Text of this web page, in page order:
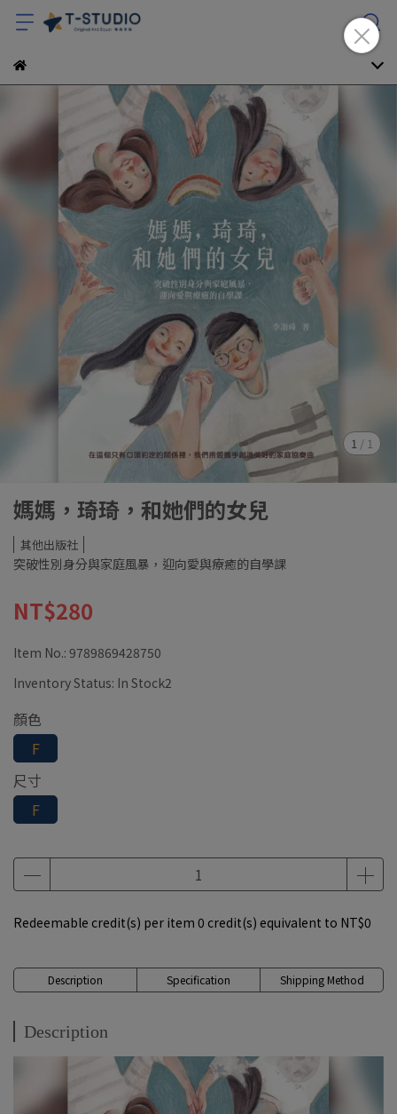
1 / 1
媽媽，琦琦，和她們的女兒
其他出版社
突破性別身分與家庭風暴，迎向愛與療癒的自學課
NT$280
Item No.: 9789869428750
Inventory Status: In Stock2
顏色
F
尺寸
F
Redeemable credit(s) per item 0 credit(s) equivalent to NT$0
Description Specification Shipping Method
Description